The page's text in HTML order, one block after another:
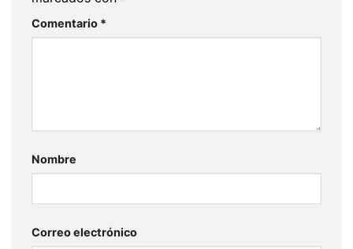
Comentario *
Nombre
Correo electrónico